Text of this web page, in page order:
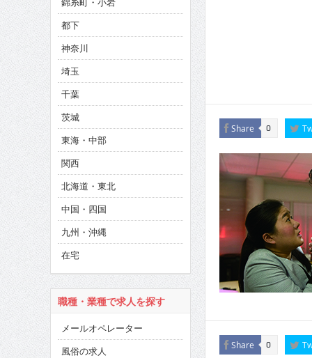
CINEMA×STYLE 286号
CINEMA×STYLE 285号
CINEMA×STYLE 294号
Share 0
Share 0
都下
神奈川
埼玉
千葉
茨城
東海・中部
関西
北海道・東北
中国・四国
九州・沖縄
在宅
職種・業種で求人を探す
メールオペレーター
風俗の求人